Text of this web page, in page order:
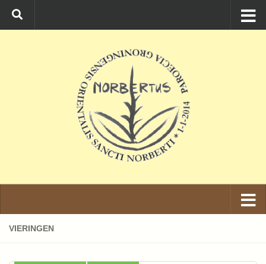
Ga naar de inhoud
VIERINGEN